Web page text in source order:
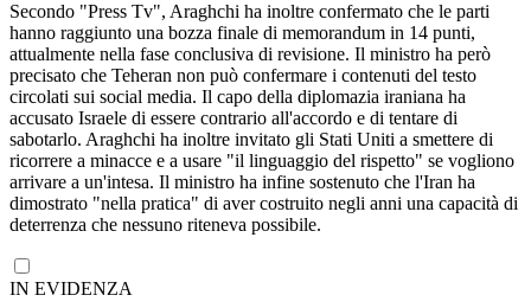
Secondo "Press Tv", Araghchi ha inoltre confermato che le parti
hanno raggiunto una bozza finale di memorandum in 14 punti,
attualmente nella fase conclusiva di revisione. Il ministro ha però
precisato che Teheran non può confermare i contenuti del testo
circolati sui social media. Il capo della diplomazia iraniana ha
accusato Israele di essere contrario all'accordo e di tentare di
sabotarlo. Araghchi ha inoltre invitato gli Stati Uniti a smettere di
ricorrere a minacce e a usare "il linguaggio del rispetto" se vogliono
arrivare a un'intesa. Il ministro ha infine sostenuto che l'Iran ha
dimostrato "nella pratica" di aver costruito negli anni una capacità di
deterrenza che nessuno riteneva possibile.
IN EVIDENZA